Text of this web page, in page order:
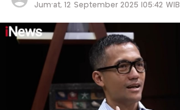
Jum'at, 12 September 2025 |05:42 WIB